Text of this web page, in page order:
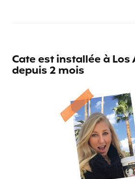
Cate est installée à Los
depuis 2 mois